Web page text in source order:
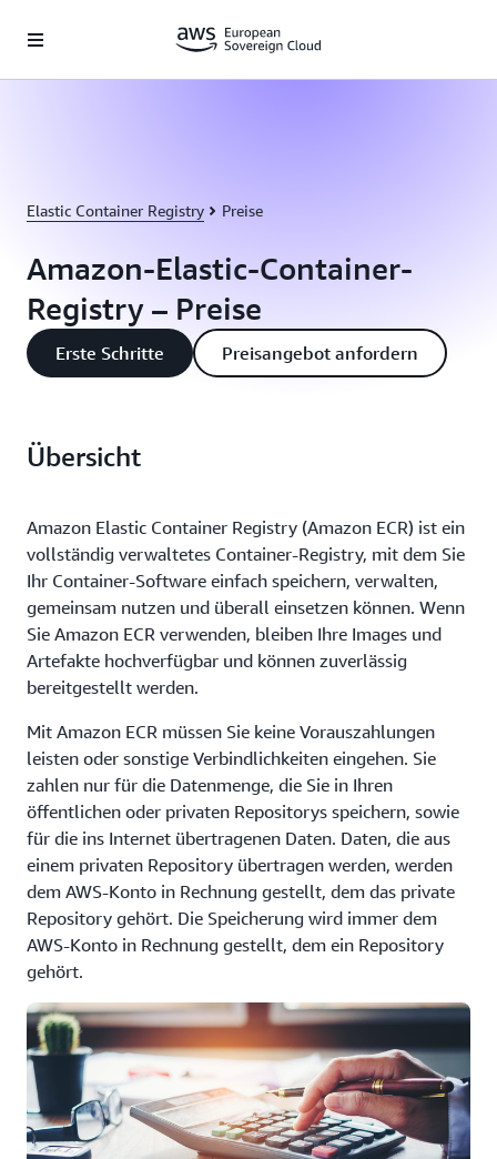
Elastic Container Registry Preise
Amazon-Elastic-Container-
Registry – Preise
Erste Schritte Preisangebot anfordern
Übersicht
Amazon Elastic Container Registry (Amazon ECR) ist ein
vollständig verwaltetes Container-Registry, mit dem Sie
Ihr Container-Software einfach speichern, verwalten,
gemeinsam nutzen und überall einsetzen können. Wenn
Sie Amazon ECR verwenden, bleiben Ihre Images und
Artefakte hochverfügbar und können zuverlässig
bereitgestellt werden.
Mit Amazon ECR müssen Sie keine Vorauszahlungen
leisten oder sonstige Verbindlichkeiten eingehen. Sie
zahlen nur für die Datenmenge, die Sie in Ihren
öffentlichen oder privaten Repositorys speichern, sowie
für die ins Internet übertragenen Daten. Daten, die aus
einem privaten Repository übertragen werden, werden
dem AWS-Konto in Rechnung gestellt, dem das private
Repository gehört. Die Speicherung wird immer dem
AWS-Konto in Rechnung gestellt, dem ein Repository
gehört.